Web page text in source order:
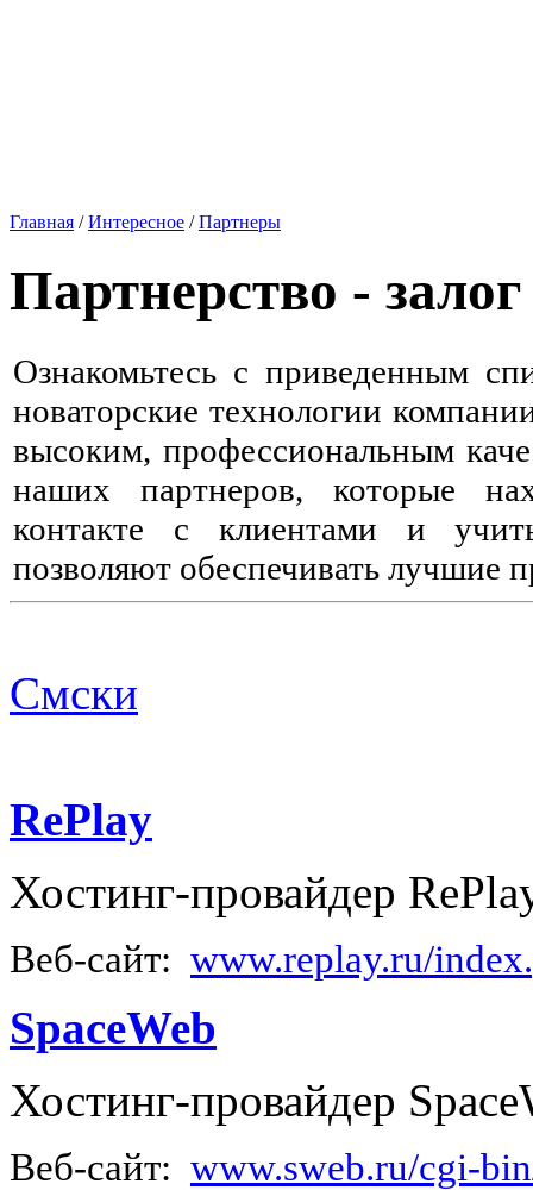
Главная /Интересное /Партнеры
Партнерство - залог
Ознакомьтесь с приведенным
новаторские технологии
высоким, профессиональным
наших партнеров, которые
контакте с клиентами и
позволяют обеспечивать лучшие
Смски
RePlay
Хостинг-провайдер
Веб-сайт: www.replay.ru/
SpaceWeb
Хостинг-провайдер
Веб-сайт: www.sweb.ru/cgi-